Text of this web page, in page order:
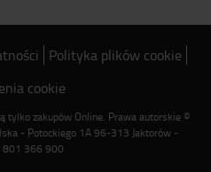
Polityka plików cookie
cookie
tylko zakupów Online. Prawa autorskie ©
- Potockiego 1A 96-313 Jaktorów -
801 366 900